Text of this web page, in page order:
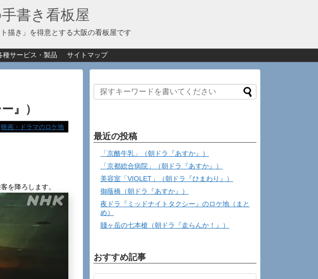
書き看板屋
描き」を得意とする大阪の看板屋です
種サービス・製品 サイトマップ
』）
映画・ドラマのロケ地
を降ろします。
最近の投稿
「京酪牛乳」（朝ドラ『あすか』）
「京都総合病院」（朝ドラ『あすか』）
美容室「VIOLET」（朝ドラ『ひまわり』）
御蔭橋（朝ドラ『あすか』）
夜ドラ『ミッドナイトタクシー』のロケ地（まと
め）
賤ヶ岳の七本槍（朝ドラ『走らんか！』）
おすすめ記事